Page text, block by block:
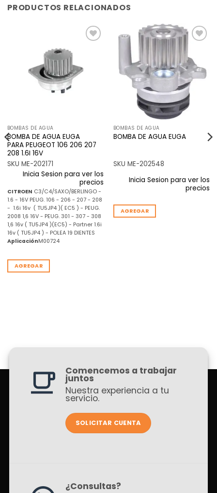
PRODUCTOS RELACIONADOS
deseos
BOMBAS DE AGUA
BOMBA DE AGUA EUGA
PARA PEUGEOT 106 206 207
208 1.6I 16V
SKU ME-202171
Inicia Sesion para ver los
precios
CITROEN C3/C4/SAXO/BERLINGO -
1.6 - 16V PEUG. 106 - 206 - 207 - 208
- 1.6i 16v ( TU5JP4 )( EC5 ) - PEUG.
2008 1,6 16V - PEUG. 301 - 307 - 308
1,6 16v ( TU5JP4 )(EC5) - Partner 1.6i
16v ( TU5JP4 ) - POLEA 19 DIENTES
AplicaciónM00724
AGREGAR
lista de
deseos
BOMBAS DE AGUA
BOMBA DE AGUA EUGA
SKU ME-202548
Inicia Sesion para ver los
precios
AGREGAR
Comencemos a trabajar
juntos
Nuestra experiencia a tu
servicio.
SOLICITAR CUENTA
¿Consultas?